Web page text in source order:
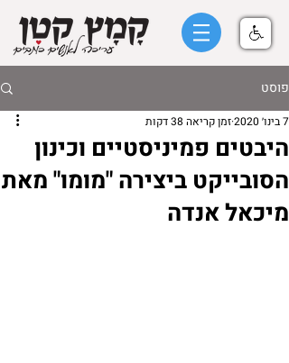
פוסט
היבטים פמיניסטיים וכינון
הסובייקט ביצירה "מומו" מאת
מיכאל אנדה
7 בינו׳ 2020 זמן קריאה 38 דקות